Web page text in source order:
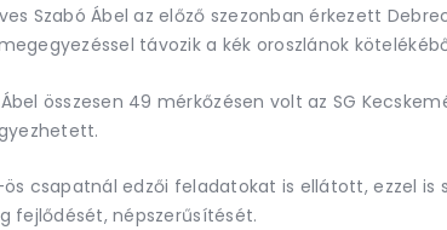
Szabó Ábel az előző szezonban érkezett
távozik a kék oroszlánok
összesen 49 mérkőzésen volt az SG
ös csapatnál edzői feladatokat is ellátott, ezzel is
fejlődését, népszerűsítését.